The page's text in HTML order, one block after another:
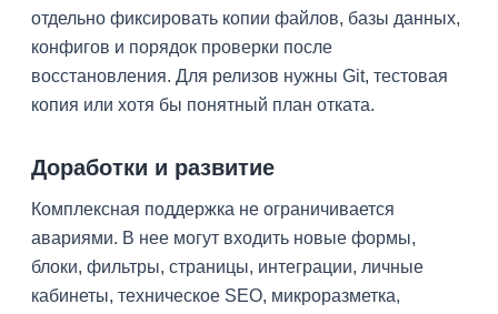
отдельно фиксировать копии файлов, базы данных,
конфигов и порядок проверки после
восстановления. Для релизов нужны Git, тестовая
копия или хотя бы понятный план отката.
Доработки и развитие
Комплексная поддержка не ограничивается
авариями. В нее могут входить новые формы,
блоки, фильтры, страницы, интеграции, личные
кабинеты, техническое SEO, микроразметка,